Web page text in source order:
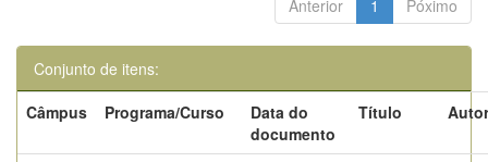
Anterior 1 Póximo
Conjunto de itens:
Câmpus
Programa/Curso
Data do
documento
Título